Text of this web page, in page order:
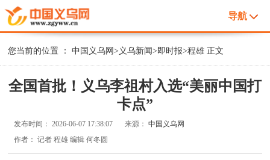
导航
您当前的位置 ：中国义乌网> 义乌新闻>即时报>程雄 正文
全国首批！义乌李祖村入选“美丽中国打
卡点”
发布时间：2026-06-07 17:38:07 来源：中国义乌网
作者：记者 程雄 编辑 何冬圆